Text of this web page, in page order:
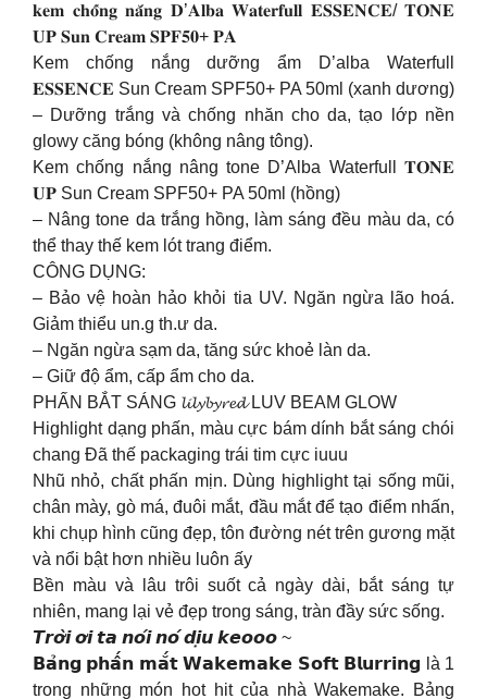
𝐤𝐞𝐦 𝐜𝐡𝐨̂́𝐧𝐠 𝐧𝐚̆́𝐧𝐠 𝐃’𝐀𝐥𝐛𝐚 𝐖𝐚𝐭𝐞𝐫𝐟𝐮𝐥𝐥 𝐄𝐒𝐒𝐄𝐍𝐂𝐄/ 𝐓𝐎𝐍𝐄
𝐔𝐏 𝐒𝐮𝐧 𝐂𝐫𝐞𝐚𝐦 𝐒𝐏𝐅𝟓𝟎+ 𝐏𝐀
Kem chống nắng dưỡng ẩm D’alba Waterfull
𝐄𝐒𝐒𝐄𝐍𝐂𝐄 Sun Cream SPF50+ PA 50ml (xanh dương)
– Dưỡng trắng và chống nhăn cho da, tạo lớp nền
glowy căng bóng (không nâng tông).
Kem chống nắng nâng tone D’Alba Waterfull 𝐓𝐎𝐍𝐄
𝐔𝐏 Sun Cream SPF50+ PA 50ml (hồng)
– Nâng tone da trắng hồng, làm sáng đều màu da, có
thể thay thế kem lót trang điểm.
CÔNG DỤNG:
– Bảo vệ hoàn hảo khỏi tia UV. Ngăn ngừa lão hoá.
Giảm thiểu un.g th.ư da.
– Ngăn ngừa sạm da, tăng sức khoẻ làn da.
– Giữ độ ẩm, cấp ẩm cho da.
PHẤN BẮT SÁNG 𝓵𝓲𝓵𝔂𝓫𝔂𝓻𝓮𝓭 LUV BEAM GLOW
Highlight dạng phấn, màu cực bám dính bắt sáng chói
chang Đã thế packaging trái tim cực iuuu
Nhũ nhỏ, chất phấn mịn. Dùng highlight tại sống mũi,
chân mày, gò má, đuôi mắt, đầu mắt để tạo điểm nhấn,
khi chụp hình cũng đẹp, tôn đường nét trên gương mặt
và nổi bật hơn nhiều luôn ấy
Bền màu và lâu trôi suốt cả ngày dài, bắt sáng tự
nhiên, mang lại vẻ đẹp trong sáng, tràn đầy sức sống.
𝙏𝙧𝙤̛̀𝙞 𝙤̛𝙞 𝙩𝙖 𝙣𝙤́𝙞 𝙣𝙤́ 𝙙𝙞̣𝙪 𝙠𝙚𝙤𝙤𝙤 ~
𝗕𝗮̉𝗻𝗴 𝗽𝗵𝗮̂́𝗻 𝗺𝗮̆́𝘁 𝗪𝗮𝗸𝗲𝗺𝗮𝗸𝗲 𝗦𝗼𝗳𝘁 𝗕𝗹𝘂𝗿𝗿𝗶𝗻𝗴 là 1
trong những món hot hit của nhà Wakemake. Bảng